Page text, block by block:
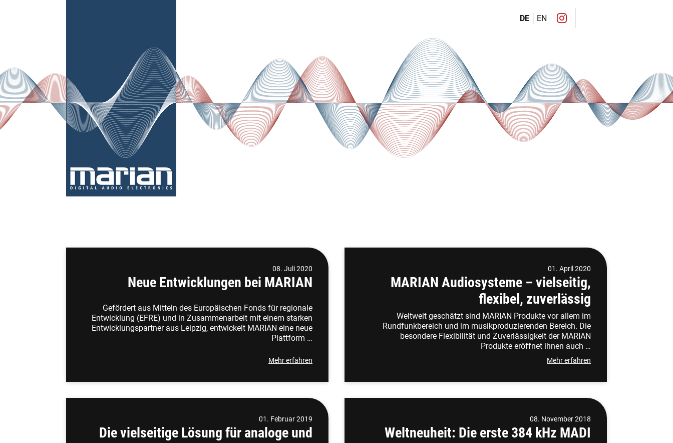
DE EN
08. Juli 2020
Neue Entwicklungen bei MARIAN
Gefördert aus Mitteln des Europäischen Fonds für regionale
Entwicklung (EFRE) und in Zusammenarbeit mit einem starken
Entwicklungspartner aus Leipzig, entwickelt MARIAN eine neue
Plattform …
Mehr erfahren
01. April 2020
MARIAN Audiosysteme – vielseitig,
flexibel, zuverlässig
Weltweit geschätzt sind MARIAN Produkte vor allem im
Rundfunkbereich und im musikproduzierenden Bereich. Die
besondere Flexibilität und Zuverlässigkeit der MARIAN
Produkte eröffnet ihnen auch …
Mehr erfahren
01. Februar 2019
Die vielseitige Lösung für analoge und
08. November 2018
Weltneuheit: Die erste 384 kHz MADI